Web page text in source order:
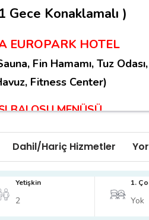
Gece Konaklamalı )
EUROPARK HOTEL
Fin Hamamı, Tuz Odası,
Fitness Center)
BALOSU MENÜSÜ
TABAĞI
ÇANAĞINDA KARİDES
MUAMMARA ÇERKEZ
DOMATES-SALATALIK
Dahil/Hariç Hizmetler
Yetişkin 1.